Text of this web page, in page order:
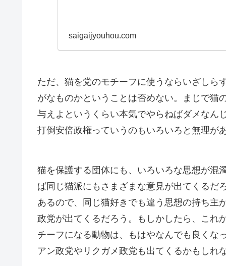
saigaijyouhou.com
ただ、猫を党のモチーフに使うならいざしら
がなものかということは否めない。まじで猫
与えよというくらい本気でやらねばダメなん
打倒安倍政権っていうのもいろいろと無理が
猫を保護する団体にも、いろいろな思想が混
ば同じ猫派にもさまざまな意見が出てくるだ
あるので、同じ猫好きでも違う思想の持ち主
政党が出てくるだろう。もしかしたら、これ
チーフになる動物は、もはやなんでも良くな
アン政党やリクガメ政党も出てくるかもしれ